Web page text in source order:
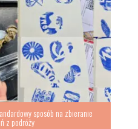
sposób na zbieranie
z podróży